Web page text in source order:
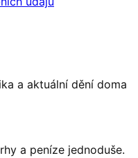
a aktuální dění doma
a peníze jednoduše.